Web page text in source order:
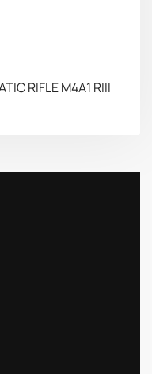
RIFLE M4A1 RIII